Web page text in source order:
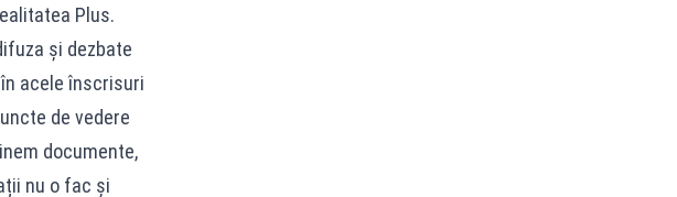
Plus.
și dezbate
acele înscrisuri
de vedere
documente,
nu o fac și